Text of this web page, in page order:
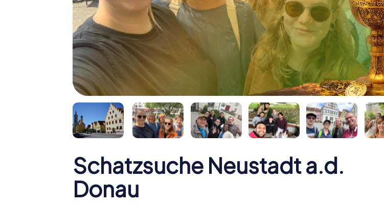
Schatzsuche Neustadt a.d.
Donau